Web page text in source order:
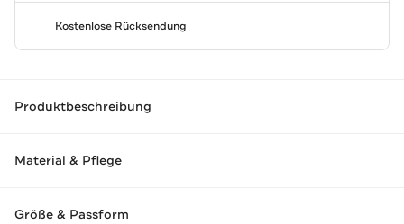
Kostenlose Rücksendung
Produktbeschreibung
Material & Pflege
Größe & Passform